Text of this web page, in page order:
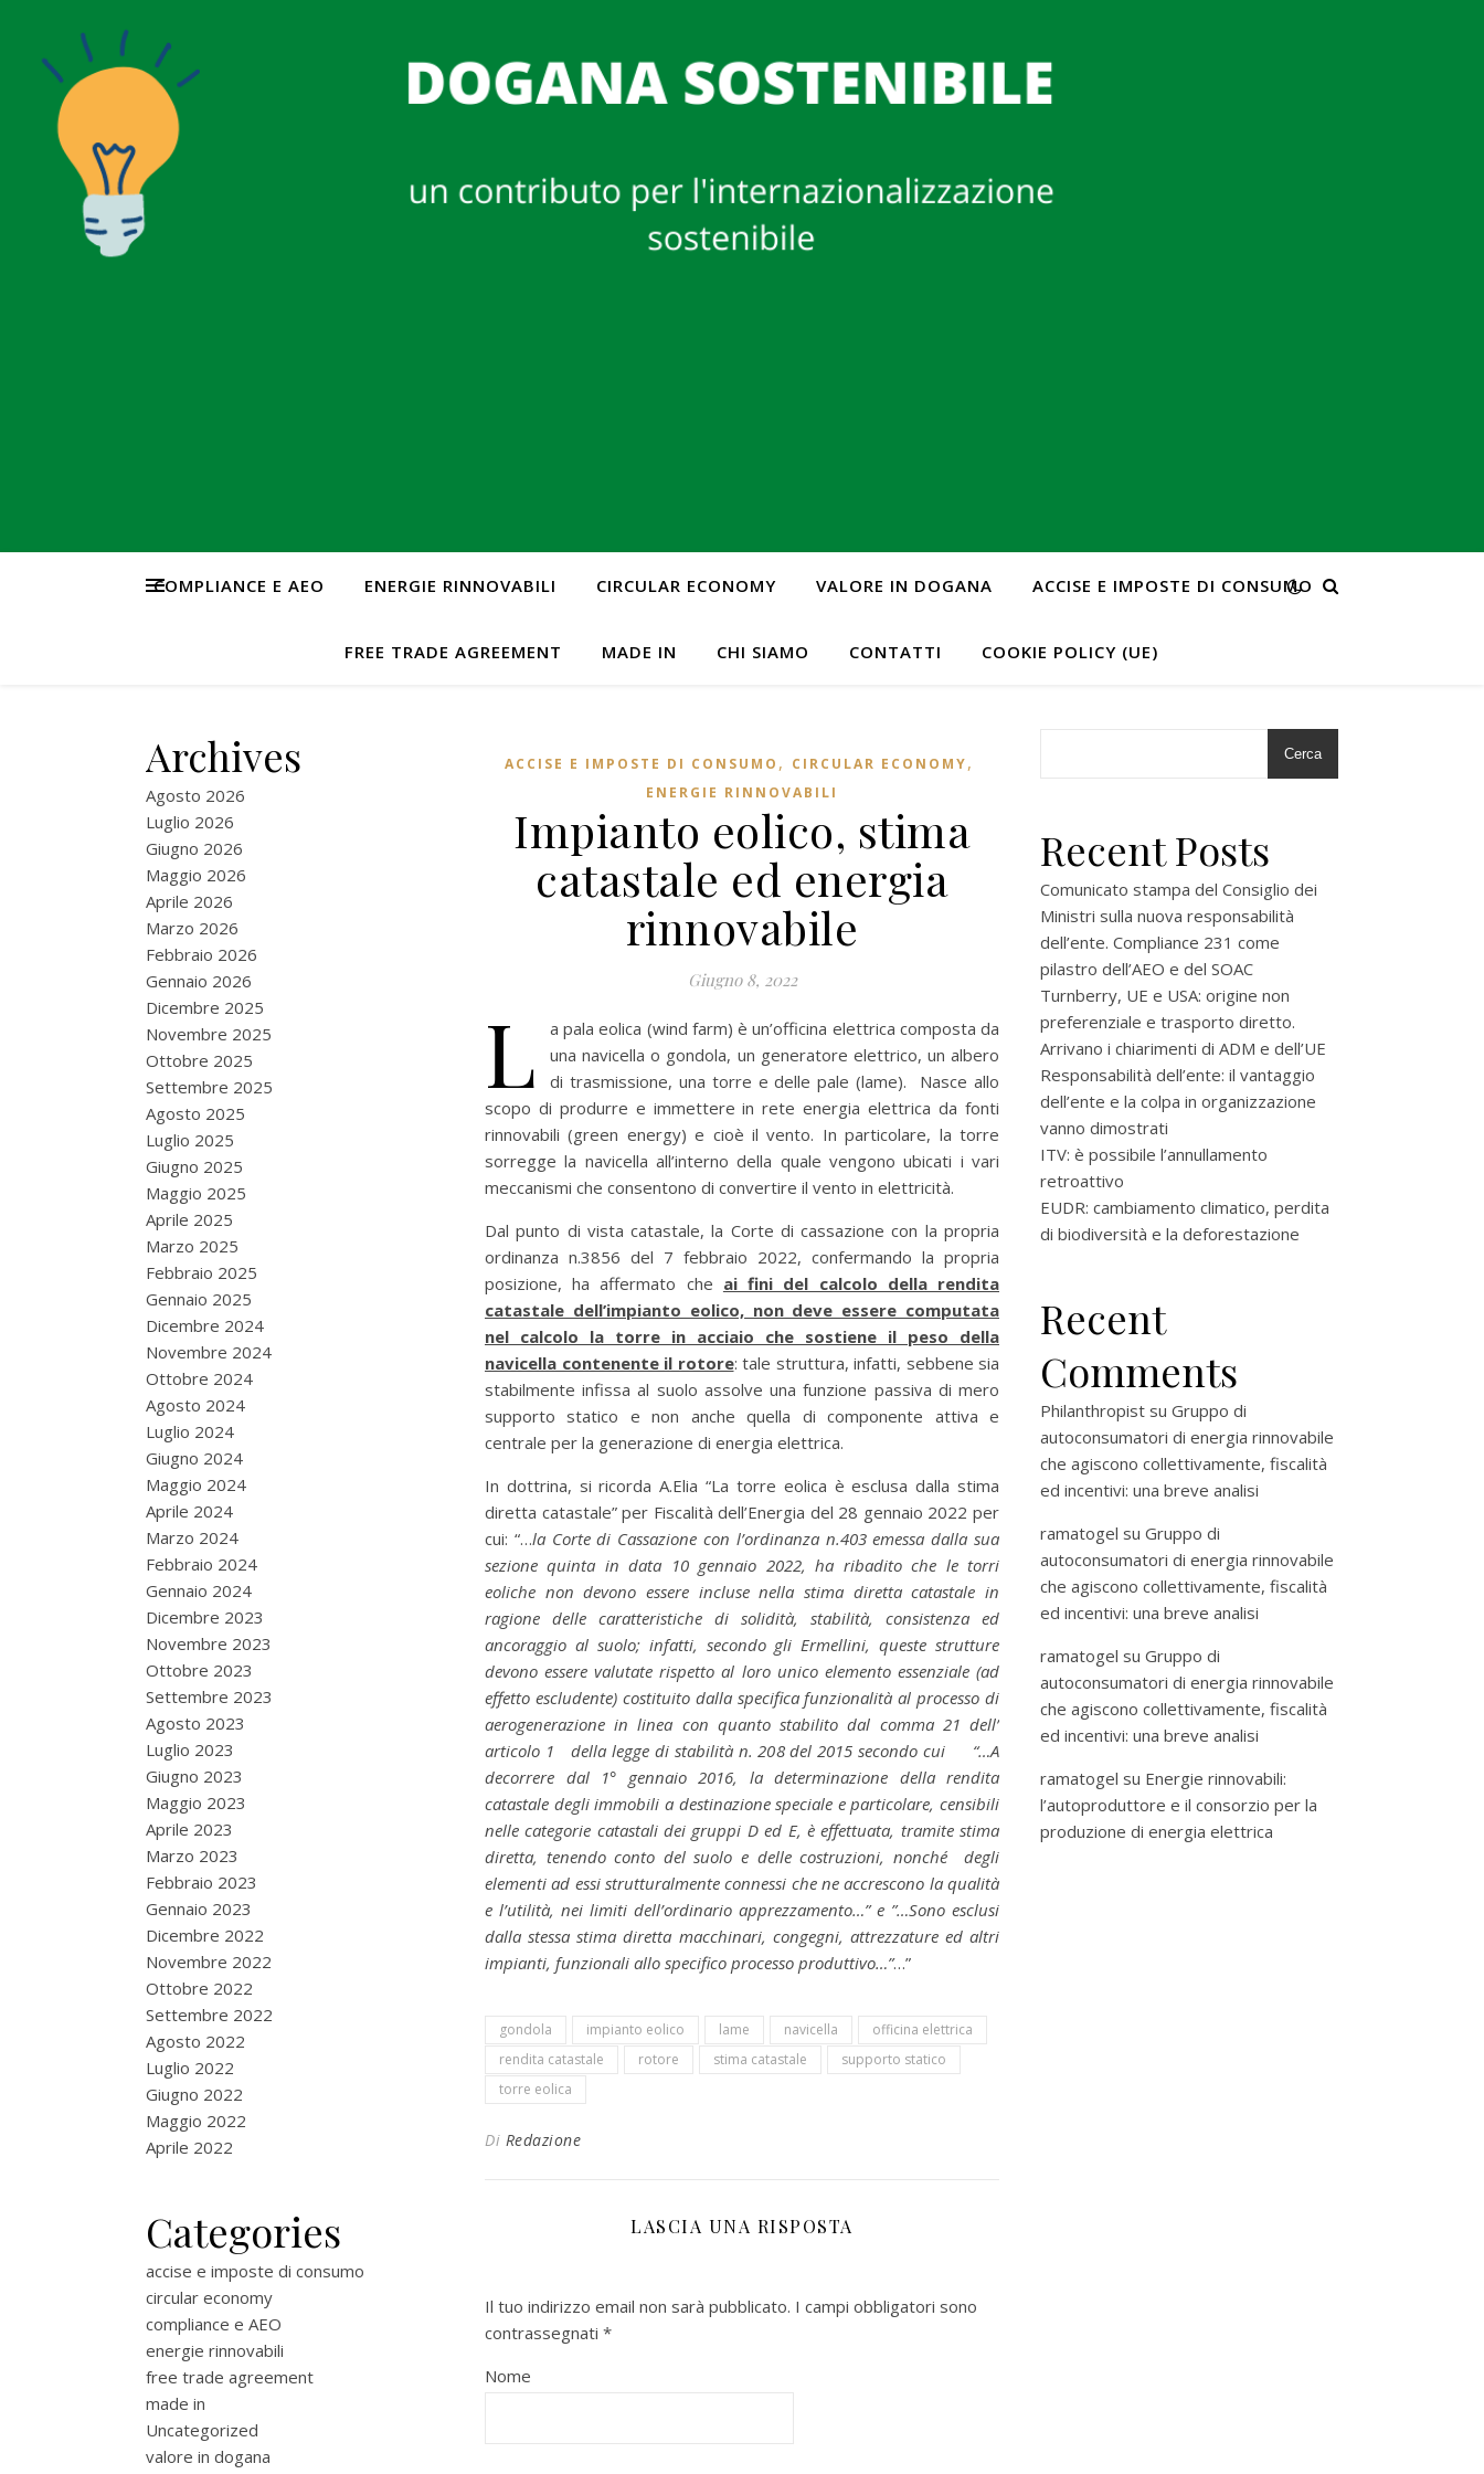
COMPLIANCE E AEO ENERGIE RINNOVABILI CIRCULAR ECONOMY VALORE IN DOGANA ACCISE E IMPOSTE DI CONSUMO
FREE TRADE AGREEMENT MADE IN CHI SIAMO CONTATTI COOKIE POLICY (UE)
Archives
Agosto 2026
Luglio 2026
Giugno 2026
Maggio 2026
Aprile 2026
Marzo 2026
Febbraio 2026
Gennaio 2026
Dicembre 2025
Novembre 2025
Ottobre 2025
Settembre 2025
Agosto 2025
Luglio 2025
Giugno 2025
Maggio 2025
Aprile 2025
Marzo 2025
Febbraio 2025
Gennaio 2025
Dicembre 2024
Novembre 2024
Ottobre 2024
Agosto 2024
Luglio 2024
Giugno 2024
Maggio 2024
Aprile 2024
Marzo 2024
Febbraio 2024
Gennaio 2024
Dicembre 2023
Novembre 2023
Ottobre 2023
Settembre 2023
Agosto 2023
Luglio 2023
Giugno 2023
Maggio 2023
Aprile 2023
Marzo 2023
Febbraio 2023
Gennaio 2023
Dicembre 2022
Novembre 2022
Ottobre 2022
Settembre 2022
Agosto 2022
Luglio 2022
Giugno 2022
Maggio 2022
Aprile 2022
Categories
accise e imposte di consumo
circular economy
compliance e AEO
energie rinnovabili
free trade agreement
made in
Uncategorized
valore in dogana
ACCISE E IMPOSTE DI CONSUMO , CIRCULAR ECONOMY,
ENERGIE RINNOVABILI
Impianto eolico, stima
catastale ed energia
rinnovabile
Giugno 8, 2022
L
a pala eolica (wind farm) è un’officina elettrica composta da
una navicella o gondola, un generatore elettrico, un albero
di trasmissione, una torre e delle pale (lame). Nasce allo
scopo di produrre e immettere in rete energia elettrica da fonti
rinnovabili (green energy) e cioè il vento. In particolare, la torre
sorregge la navicella all’interno della quale vengono ubicati i vari
meccanismi che consentono di convertire il vento in elettricità.
Dal punto di vista catastale, la Corte di cassazione con la propria
ordinanza n.3856 del 7 febbraio 2022, confermando la propria
posizione, ha affermato che ai fini del calcolo della rendita
catastale dell’impianto eolico, non deve essere computata
nel calcolo la torre in acciaio che sostiene il peso della
navicella contenente il rotore: tale struttura, infatti, sebbene sia
stabilmente infissa al suolo assolve una funzione passiva di mero
supporto statico e non anche quella di componente attiva e
centrale per la generazione di energia elettrica.
In dottrina, si ricorda A.Elia “La torre eolica è esclusa dalla stima
diretta catastale” per Fiscalità dell’Energia del 28 gennaio 2022 per
cui: “…la Corte di Cassazione con l’ordinanza n.403 emessa dalla sua
sezione quinta in data 10 gennaio 2022, ha ribadito che le torri
eoliche non devono essere incluse nella stima diretta catastale in
ragione delle caratteristiche di solidità, stabilità, consistenza ed
ancoraggio al suolo; infatti, secondo gli Ermellini, queste strutture
devono essere valutate rispetto al loro unico elemento essenziale (ad
effetto escludente) costituito dalla specifica funzionalità al processo di
aerogenerazione in linea con quanto stabilito dal comma 21 dell’
articolo 1 della legge di stabilità n. 208 del 2015 secondo cui “…A
decorrere dal 1° gennaio 2016, la determinazione della rendita
catastale degli immobili a destinazione speciale e particolare, censibili
nelle categorie catastali dei gruppi D ed E, è effettuata, tramite stima
diretta, tenendo conto del suolo e delle costruzioni, nonché degli
elementi ad essi strutturalmente connessi che ne accrescono la qualità
e l’utilità, nei limiti dell’ordinario apprezzamento…” e ”…Sono esclusi
dalla stessa stima diretta macchinari, congegni, attrezzature ed altri
impianti, funzionali allo specifico processo produttivo…”…”
gondola impianto eolico lame navicella
officina elettrica
rendita catastale
rotore stima catastale
supporto statico
torre eolica
Di Redazione
LASCIA UNA RISPOSTA
Il tuo indirizzo email non sarà pubblicato. I campi obbligatori sono
contrassegnati *
Nome
Cerca
Recent Posts
Comunicato stampa del Consiglio dei
Ministri sulla nuova responsabilità
dell’ente. Compliance 231 come
pilastro dell’AEO e del SOAC
Turnberry, UE e USA: origine non
preferenziale e trasporto diretto.
Arrivano i chiarimenti di ADM e dell’UE
Responsabilità dell’ente: il vantaggio
dell’ente e la colpa in organizzazione
vanno dimostrati
ITV: è possibile l’annullamento
retroattivo
EUDR: cambiamento climatico, perdita
di biodiversità e la deforestazione
Recent
Comments
Philanthropist su Gruppo di
autoconsumatori di energia rinnovabile
che agiscono collettivamente, fiscalità
ed incentivi: una breve analisi
ramatogel su Gruppo di
autoconsumatori di energia rinnovabile
che agiscono collettivamente, fiscalità
ed incentivi: una breve analisi
ramatogel su Gruppo di
autoconsumatori di energia rinnovabile
che agiscono collettivamente, fiscalità
ed incentivi: una breve analisi
ramatogel su Energie rinnovabili:
l’autoproduttore e il consorzio per la
produzione di energia elettrica